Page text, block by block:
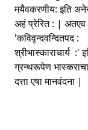
मयैवकरणीय: इति
अहं प्रेरित : | अतएव
'कविवृन्दवन्दितपद :
श्रीभास्काराचार्य :'
ग्रन्थरूपेण
दत्ता एषा मानवंदना |